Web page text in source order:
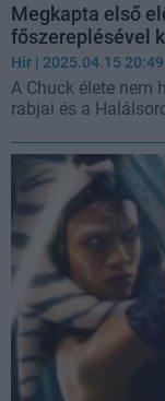
Megkapta első
főszereplésével
Hír | 2025.04.15 20:49
A Chuck élete nem
rabjai és a